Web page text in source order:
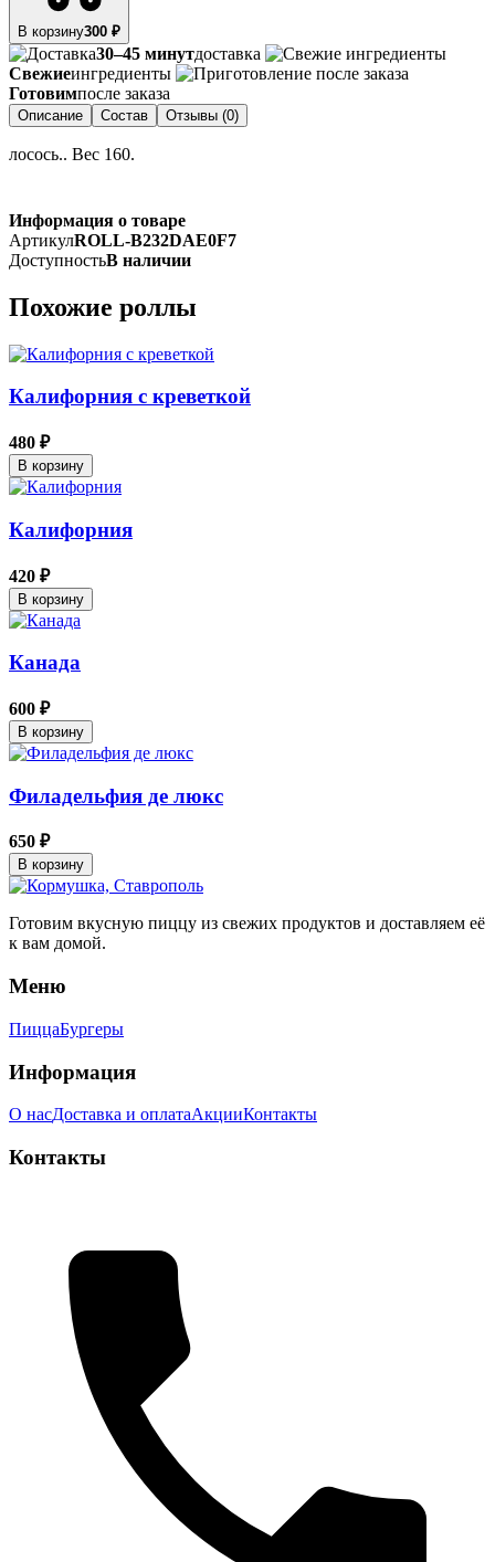
В корзину300 ₽
30–45 минутдоставка
Свежиеингредиенты
Готовимпосле заказа
Описание Состав Отзывы (0)
лосось.. Вес 160.
Информация о товаре
АртикулROLL-B232DAE0F7
ДоступностьВ наличии
Похожие роллы
Калифорния с креветкой
480 ₽
В корзину
Калифорния
420 ₽
В корзину
Канада
600 ₽
В корзину
Филадельфия де люкс
650 ₽
В корзину
Готовим вкусную пиццу из свежих продуктов и доставляем её
к вам домой.
Меню
ПиццаБургеры
Информация
О насДоставка и оплатаАкцииКонтакты
Контакты